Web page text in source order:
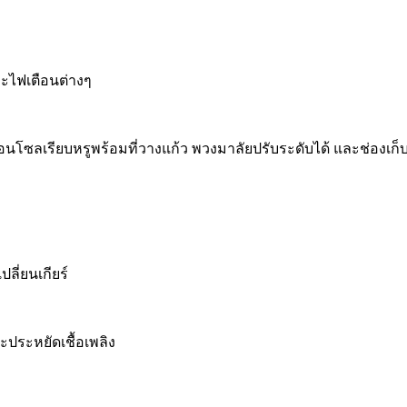
ฟเตือนต่างๆ
ซลเรียบหรูพร้อมที่วางแก้ว พวงมาลัยปรับระดับได้ และช่องเก็
ลี่ยนเกียร์
ประหยัดเชื้อเพลิง